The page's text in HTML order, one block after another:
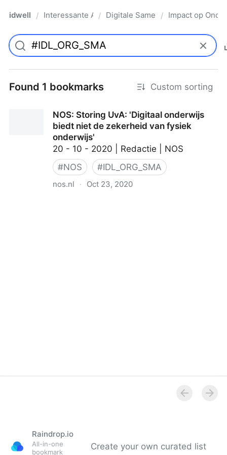
idwell / Interessante Artikelen
/ Digitale Samenleving
/ Impact op
Found 1 bookmarks Custom sorting
NOS: Storing UvA: 'Digitaal onderwijs
biedt niet de zekerheid van fysiek
onderwijs'
20 - 10 - 2020 | Redactie | NOS
#NOS #IDL_ORG_SMA
nos.nl · Oct 23, 2020
Raindrop.io
All-in-one
bookmark
Create your own curated list